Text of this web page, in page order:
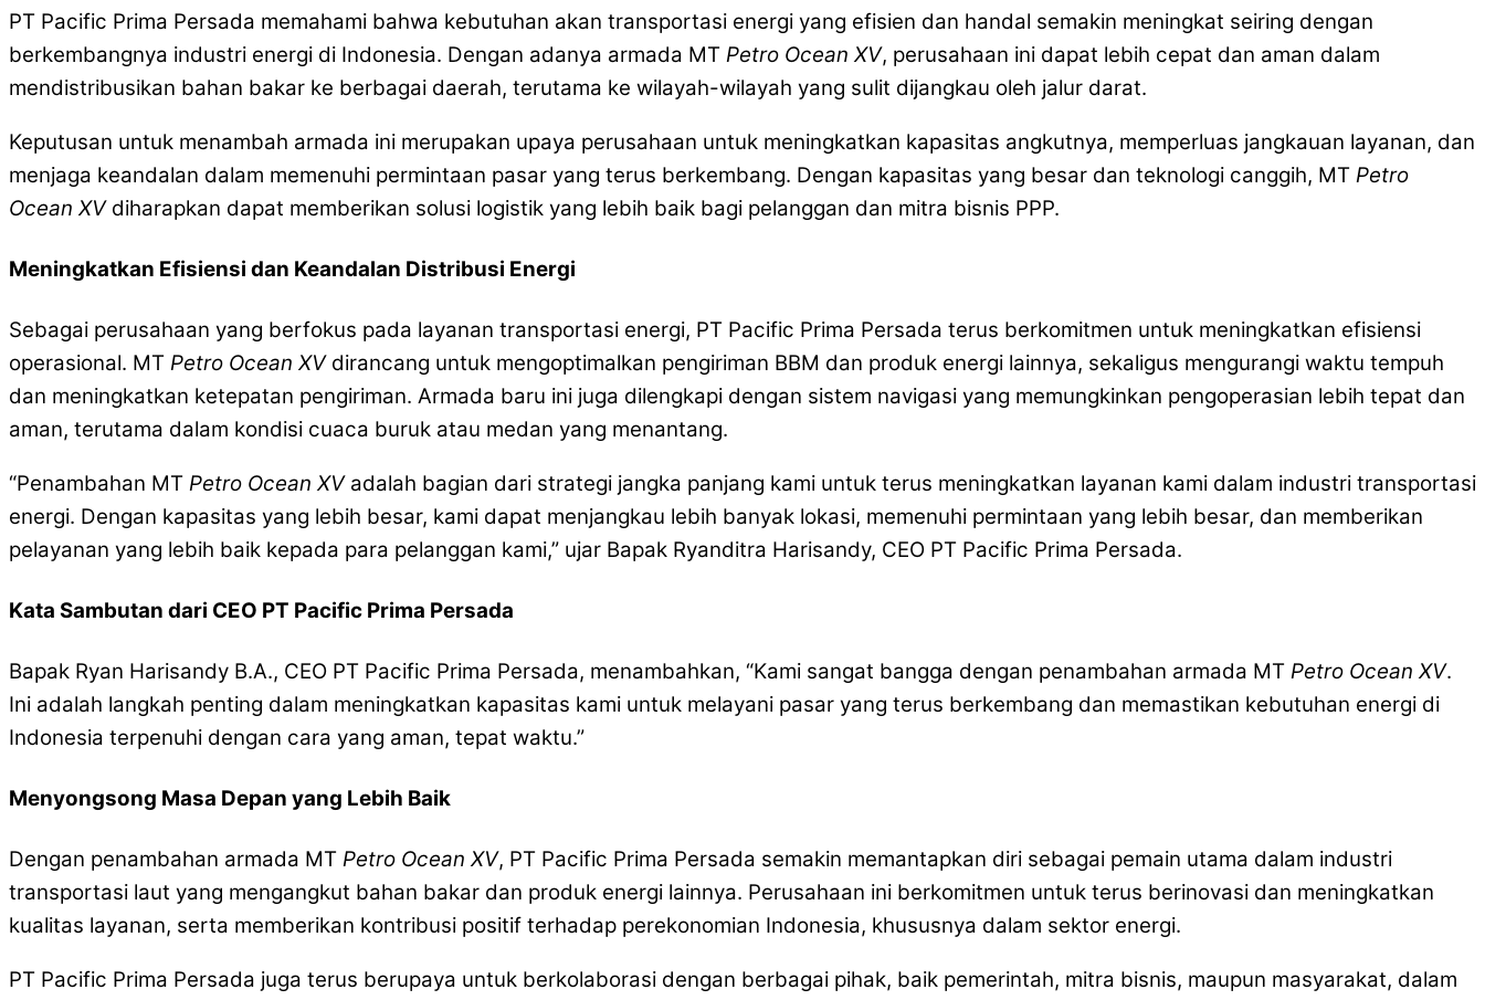
PT Pacific Prima Persada memahami bahwa kebutuhan akan transportasi energi yang efisien dan handal semakin meningkat seiring dengan
berkembangnya industri energi di Indonesia. Dengan adanya armada MT Petro Ocean XV, perusahaan ini dapat lebih cepat dan aman dalam
mendistribusikan bahan bakar ke berbagai daerah, terutama ke wilayah-wilayah yang sulit dijangkau oleh jalur darat.
Keputusan untuk menambah armada ini merupakan upaya perusahaan untuk meningkatkan kapasitas angkutnya, memperluas jangkauan layanan, dan
menjaga keandalan dalam memenuhi permintaan pasar yang terus berkembang. Dengan kapasitas yang besar dan teknologi canggih, MT Petro
Ocean XVdiharapkan dapat memberikan solusi logistik yang lebih baik bagi pelanggan dan mitra bisnis PPP.
Meningkatkan Efisiensi dan Keandalan Distribusi Energi
Sebagai perusahaan yang berfokus pada layanan transportasi energi, PT Pacific Prima Persada terus berkomitmen untuk meningkatkan efisiensi
operasional. MT Petro Ocean XVdirancang untuk mengoptimalkan pengiriman BBM dan produk energi lainnya, sekaligus mengurangi waktu tempuh
dan meningkatkan ketepatan pengiriman. Armada baru ini juga dilengkapi dengan sistem navigasi yang memungkinkan pengoperasian lebih tepat dan
aman, terutama dalam kondisi cuaca buruk atau medan yang menantang.
“Penambahan MT Petro Ocean XVadalah bagian dari strategi jangka panjang kami untuk terus meningkatkan layanan kami dalam industri transportasi
energi. Dengan kapasitas yang lebih besar, kami dapat menjangkau lebih banyak lokasi, memenuhi permintaan yang lebih besar, dan memberikan
pelayanan yang lebih baik kepada para pelanggan kami,” ujar Bapak Ryanditra Harisandy, CEO PT Pacific Prima Persada.
Kata Sambutan dari CEO PT Pacific Prima Persada
Bapak Ryan Harisandy B.A., CEO PT Pacific Prima Persada, menambahkan, “Kami sangat bangga dengan penambahan armada MT Petro Ocean XV.
Ini adalah langkah penting dalam meningkatkan kapasitas kami untuk melayani pasar yang terus berkembang dan memastikan kebutuhan energi di
Indonesia terpenuhi dengan cara yang aman, tepat waktu.”
Menyongsong Masa Depan yang Lebih Baik
Dengan penambahan armada MT Petro Ocean XV, PT Pacific Prima Persada semakin memantapkan diri sebagai pemain utama dalam industri
transportasi laut yang mengangkut bahan bakar dan produk energi lainnya. Perusahaan ini berkomitmen untuk terus berinovasi dan meningkatkan
kualitas layanan, serta memberikan kontribusi positif terhadap perekonomian Indonesia, khususnya dalam sektor energi.
PT Pacific Prima Persada juga terus berupaya untuk berkolaborasi dengan berbagai pihak, baik pemerintah, mitra bisnis, maupun masyarakat, dalam